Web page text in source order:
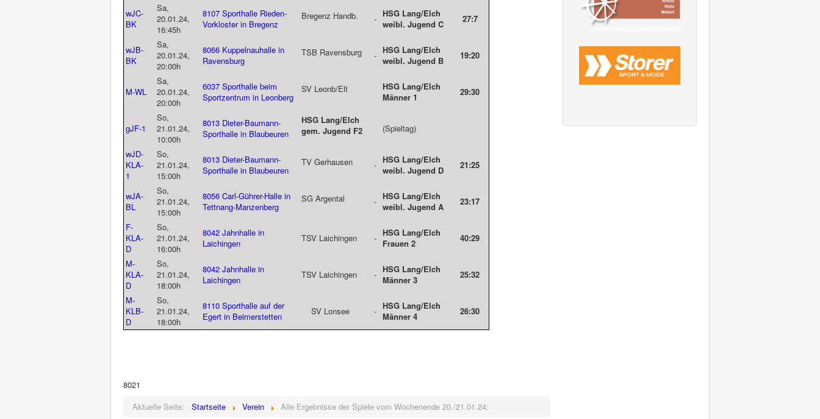
wJC-
BK
Sa,
20.01.24,
16:45h
8107 Sporthalle Rieden-
Vorkloster in Bregenz
Bregenz Handb. - HSG Lang/Elch
weibl. Jugend C 27:7
wJB-
BK
Sa,
20.01.24,
20:00h
8066 Kuppelnauhalle in
Ravensburg
TSB Ravensburg - HSG Lang/Elch
weibl. Jugend B 19:20
M-WL
Sa,
20.01.24,
20:00h
6037 Sporthalle beim
Sportzentrum in Leonberg
SV Leonb/Elt
HSG Lang/Elch
Männer 1
29:30
gJF-1
So,
21.01.24,
10:00h
8013 Dieter-Baumann-
Sporthalle in Blaubeuren
HSG Lang/Elch
gem. Jugend F2
(Spieltag)
wJD-
KLA-
1
So,
21.01.24,
15:00h
8013 Dieter-Baumann-
Sporthalle in Blaubeuren
TV Gerhausen - HSG Lang/Elch
weibl. Jugend D 21:25
wJA-
BL
So,
21.01.24,
15:00h
8056 Carl-Gührer-Halle in
Tettnang-Manzenberg
SG Argental - HSG Lang/Elch
weibl. Jugend A 23:17
F-
KLA-
D
So,
21.01.24,
16:00h
8042 Jahnhalle in
Laichingen
TSV Laichingen - HSG Lang/Elch
Frauen 2
40:29
M-
KLA-
D
So,
21.01.24,
18:00h
8042 Jahnhalle in
Laichingen
TSV Laichingen - HSG Lang/Elch
Männer 3
25:32
M-
KLB-
D
So,
21.01.24,
18:00h
8110 Sporthalle auf der
Egert in Beimerstetten
SV Lonsee - HSG Lang/Elch
Männer 4
26:30
8021
Aktuelle Seite:
Startseite Verein Alle Ergebnisse der Spiele vom Wochenende 20./21.01.24: